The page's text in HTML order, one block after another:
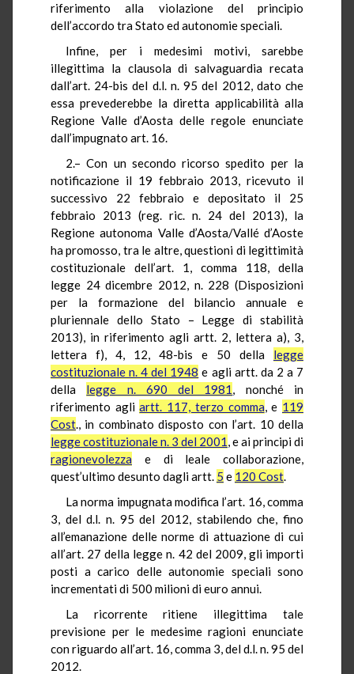
riferimento alla violazione del principio
dell’accordo tra Stato ed autonomie speciali.
Infine, per i medesimi motivi, sarebbe
illegittima la clausola di salvaguardia recata
dall’art. 24-bis del d.l. n. 95 del 2012, dato che
essa prevederebbe la diretta applicabilità alla
Regione Valle d’Aosta delle regole enunciate
dall’impugnato art. 16.
2.– Con un secondo ricorso spedito per la
notificazione il 19 febbraio 2013, ricevuto il
successivo 22 febbraio e depositato il 25
febbraio 2013 (reg. ric. n. 24 del 2013), la
Regione autonoma Valle d’Aosta/Vallé d’Aoste
ha promosso, tra le altre, questioni di legittimità
costituzionale dell’art. 1, comma 118, della
legge 24 dicembre 2012, n. 228 (Disposizioni
per la formazione del bilancio annuale e
pluriennale dello Stato – Legge di stabilità
2013), in riferimento agli artt. 2, lettera a), 3,
lettera f), 4, 12, 48-bis e 50 della legge
costituzionale n. 4 del 1948 e agli artt. da 2 a 7
della legge n. 690 del 1981, nonché in
riferimento agliartt. 117, terzo comma, e 119
Cost., in combinato disposto con l’art. 10 della
legge costituzionale n. 3 del 2001, e ai principi di
ragionevolezza e di leale collaborazione,
quest’ultimo desunto dagli artt. 5 e 120 Cost.
La norma impugnata modifica l’art. 16, comma
3, del d.l. n. 95 del 2012, stabilendo che, fino
all’emanazione delle norme di attuazione di cui
all’art. 27 della legge n. 42 del 2009, gli importi
posti a carico delle autonomie speciali sono
incrementati di 500 milioni di euro annui.
La ricorrente ritiene illegittima tale
previsione per le medesime ragioni enunciate
con riguardo all’art. 16, comma 3, del d.l. n. 95 del
2012.